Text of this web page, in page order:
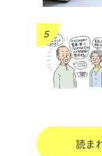
読ま